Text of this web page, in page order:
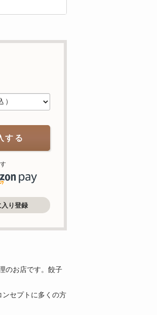
する
入り登録
のお店です。餃子
セプトに多くの方